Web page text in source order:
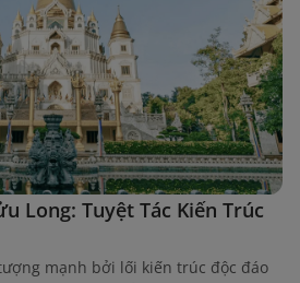
Long: Tuyệt Tác Kiến Trúc
mạnh bởi lối kiến trúc độc đáo